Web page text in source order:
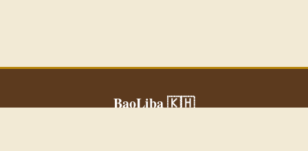
ប្រាស់ Twitch រវាងស្រីលង្កា និងកម្ពុជា ប្រទេស 🇱🇰 / 🇰🇭 ចំនួនអ្នក
BaoLiba 🇰🇭